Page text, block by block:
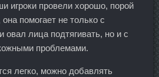
игроки провели хорошо, порой
помогает не только с
лица подтягивать, но и с
проблемами.
легко, можно добавлять